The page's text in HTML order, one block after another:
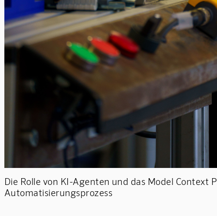
Die Rolle von KI-Agenten und das Model Context
Automatisierungsprozess